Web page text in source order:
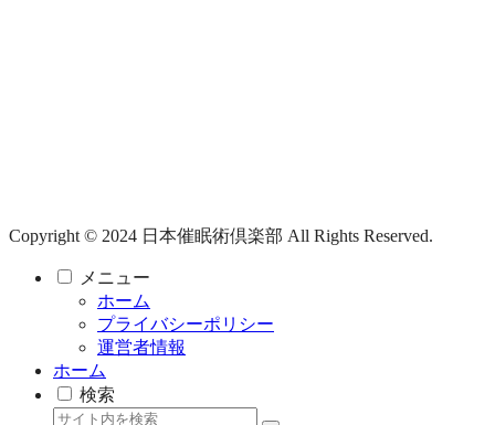
Copyright © 2024 日本催眠術倶楽部 All Rights Reserved.
メニュー
ホーム
プライバシーポリシー
運営者情報
ホーム
検索